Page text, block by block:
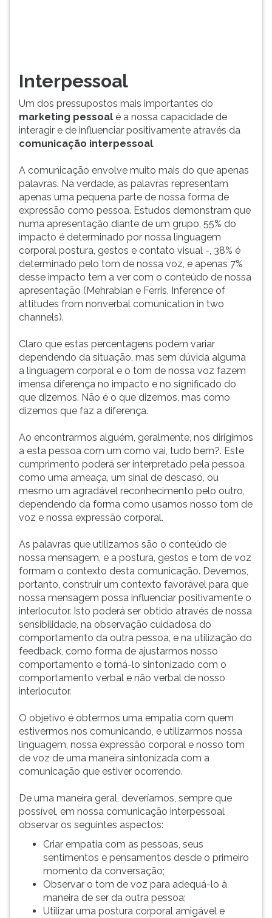
interpessoal.
comunicação
envolve
muito
mais
apenas
palavras.
verdade,
palavras
representam
apenas
pequena
parte
pausar
leitura
pressione
(primeira
esquerda
para
continuar
pressione
(primeira
tecla
direita
Para
menu
principal
tecla
depois
Pressione
para
ouvir
essa
instrução
novamente.
Interpessoal
Um dos pressupostos mais importantes do
marketing pessoal é a nossa capacidade de
interagir e de influenciar positivamente através da
comunicação interpessoal.
A comunicação envolve muito mais do que apenas
palavras. Na verdade, as palavras representam
apenas uma pequena parte de nossa forma de
expressão como pessoa. Estudos demonstram que
numa apresentação diante de um grupo, 55% do
impacto é determinado por nossa linguagem
corporal postura, gestos e contato visual -, 38% é
determinado pelo tom de nossa voz, e apenas 7%
desse impacto tem a ver com o conteúdo de nossa
apresentação (Mehrabian e Ferris, Inference of
attitudes from nonverbal comunication in two
channels).
Claro que estas percentagens podem variar
dependendo da situação, mas sem dúvida alguma
a linguagem corporal e o tom de nossa voz fazem
imensa diferença no impacto e no significado do
que dizemos. Não é o que dizemos, mas como
dizemos que faz a diferença.
Ao encontrarmos alguém, geralmente, nos dirigimos
a esta pessoa com um como vai, tudo bem?. Este
cumprimento poderá ser interpretado pela pessoa
como uma ameaça, um sinal de descaso, ou
mesmo um agradável reconhecimento pelo outro,
dependendo da forma como usamos nosso tom de
voz e nossa expressão corporal.
As palavras que utilizamos são o conteúdo de
nossa mensagem, e a postura, gestos e tom de voz
formam o contexto desta comunicação. Devemos,
portanto, construir um contexto favorável para que
nossa mensagem possa influenciar positivamente o
interlocutor. Isto poderá ser obtido através de nossa
sensibilidade, na observação cuidadosa do
comportamento da outra pessoa, e na utilização do
feedback, como forma de ajustarmos nosso
comportamento e torná-lo sintonizado com o
comportamento verbal e não verbal de nosso
interlocutor.
O objetivo é obtermos uma empatia com quem
estivermos nos comunicando, e utilizarmos nossa
linguagem, nossa expressão corporal e nosso tom
de voz de uma maneira sintonizada com a
comunicação que estiver ocorrendo.
De uma maneira geral, deveríamos, sempre que
possível, em nossa comunicação interpessoal
observar os seguintes aspectos:
Criar empatia com as pessoas, seus
sentimentos e pensamentos desde o primeiro
momento da conversação;
Observar o tom de voz para adequá-lo à
maneira de ser da outra pessoa;
Utilizar uma postura corporal amigável e